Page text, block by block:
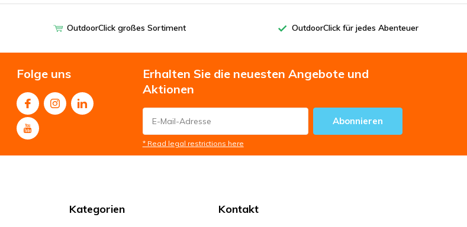
OutdoorClick großes Sortiment OutdoorClick für jedes Abenteuer
Folge uns
Erhalten Sie die neuesten Angebote und
Aktionen
Abonnieren
* Read legal restrictions here
Kategorien Kontakt